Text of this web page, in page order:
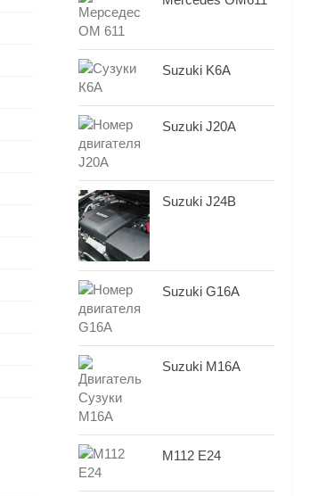
Suzuki K6A
Suzuki J20A
Suzuki J24B
Suzuki G16A
Suzuki M16A
M112 E24